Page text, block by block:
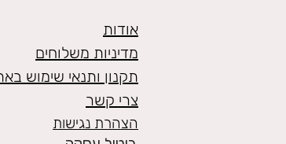
אודות
מדיניות משלוחים
תקנון ותנאי שימוש
צרי קשר
הצהרת נגישות